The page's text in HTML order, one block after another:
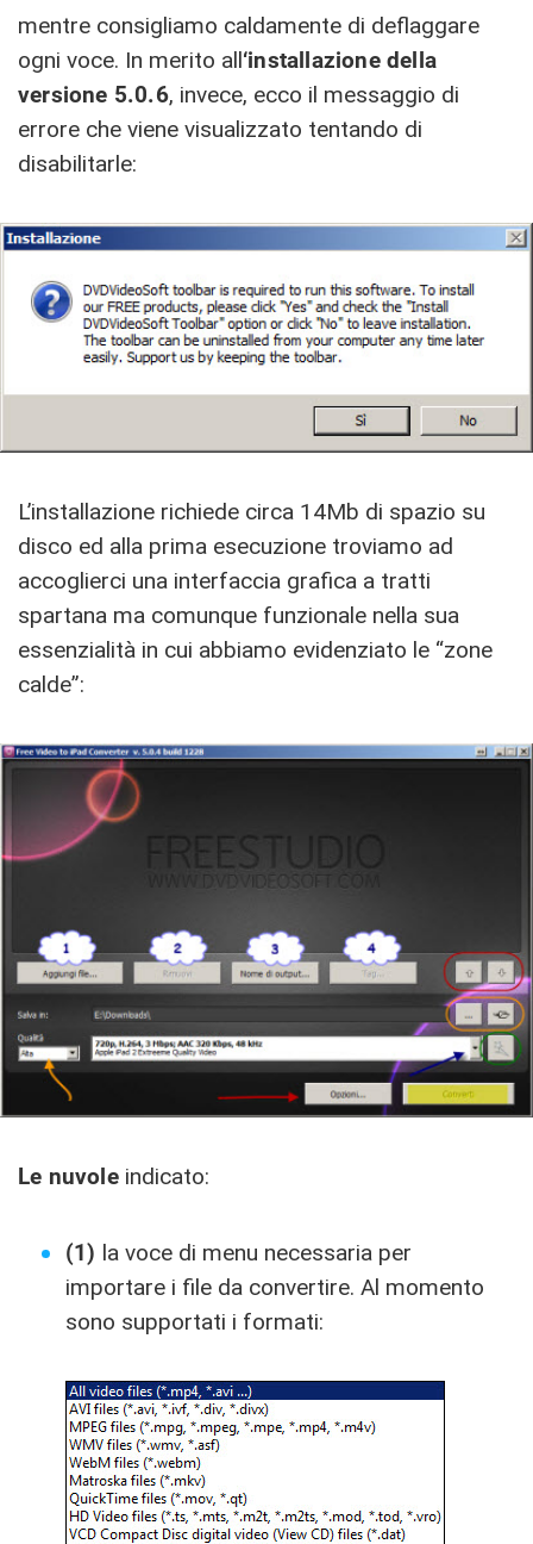
mentre consigliamo caldamente di deflaggare
ogni voce. In merito all‘installazione della
versione 5.0.6, invece, ecco il messaggio di
errore che viene visualizzato tentando di
disabilitarle:
L’installazione richiede circa 14Mb di spazio su
disco ed alla prima esecuzione troviamo ad
accoglierci una interfaccia grafica a tratti
spartana ma comunque funzionale nella sua
essenzialità in cui abbiamo evidenziato le “zone
calde”:
Le nuvoleindicato:
(1) la voce di menu necessaria per
importare i file da convertire. Al momento
sono supportati i formati: